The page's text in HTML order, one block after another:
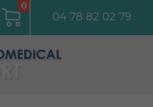
0
04 78 82 02 79